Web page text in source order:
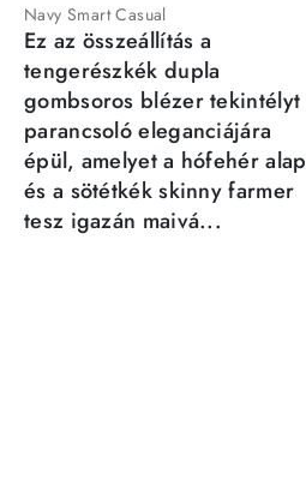
Navy Smart Casual
Ez az összeállítás a
tengerészkék dupla
gombsoros blézer tekintélyt
parancsoló eleganciájára
épül, amelyet a hófehér alap
és a sötétkék skinny farmer
tesz igazán maivá...